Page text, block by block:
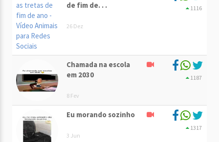
de fim de. . .
26 Dez
1116
Chamada na escola
em 2030
8 Fev
1187
Eu morando sozinho
3 Jun
1317